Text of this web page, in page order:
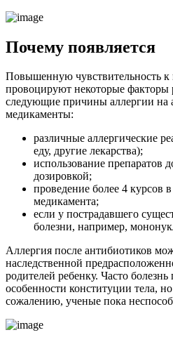
Почему появляется
Повышенную чувствительность к
провоцируют некоторые факторы
следующие причины аллергии на
медикаменты:
различные аллергические
еду, другие лекарства);
использование препаратов
дозировкой;
проведение более 4 курсов
медикамента;
если у пострадавшего
болезни, например,
Аллергия после антибиотиков
наследственной
родителей ребенку. Часто болезнь
особенности конституции тела,
сожалению, ученые пока